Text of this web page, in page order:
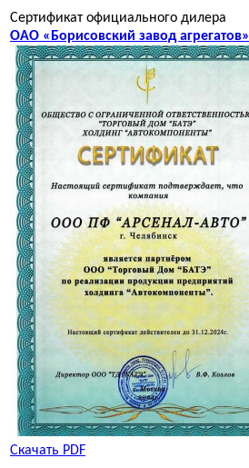
Сертификат официального дилера
ОАО «Борисовский завод агрегатов»
Скачать PDF